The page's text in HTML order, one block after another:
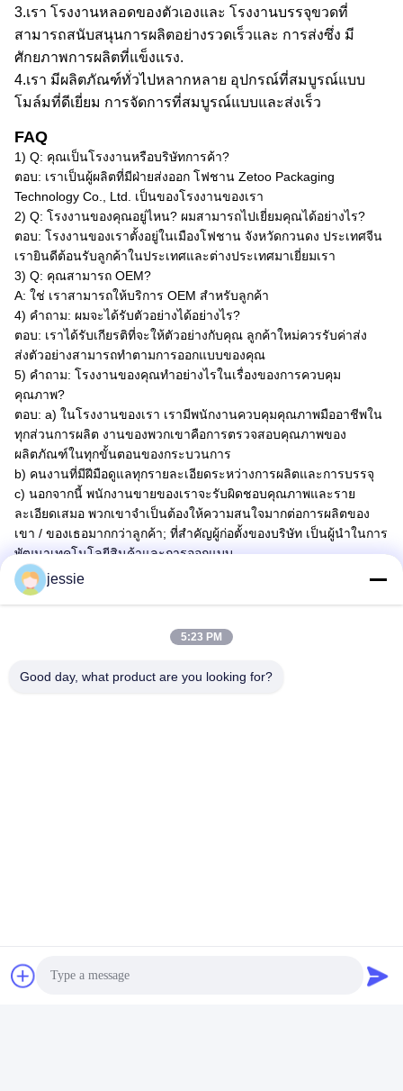
3.เรา โรงงานหลอดของตัวเองและ โรงงานบรรจุขวดที่
สามารถสนับสนุนการผลิตอย่างรวดเร็วและ การส่งซึ่ง มี
ศักยภาพการผลิตที่แข็งแรง.
4.เรา มีผลิตภัณฑ์ทั่วไปหลากหลาย อุปกรณ์ที่สมบูรณ์แบบ
โมล์มที่ดีเยี่ยม การจัดการที่สมบูรณ์แบบและส่งเร็ว
FAQ
1) Q: คุณเป็นโรงงานหรือบริษัทการค้า?
ตอบ: เราเป็นผู้ผลิตที่มีฝ่ายส่งออก โฟชาน Zetoo Packaging
Technology Co., Ltd. เป็นของโรงงานของเรา
2) Q: โรงงานของคุณอยู่ไหน? ผมสามารถไปเยี่ยมคุณได้อย่างไร?
ตอบ: โรงงานของเราตั้งอยู่ในเมืองโฟชาน จังหวัดกวนดง ประเทศจีน
เรายินดีต้อนรับลูกค้าในประเทศและต่างประเทศมาเยี่ยมเรา
3) Q: คุณสามารถ OEM?
A: ใช่ เราสามารถให้บริการ OEM สําหรับลูกค้า
4) คําถาม: ผมจะได้รับตัวอย่างได้อย่างไร?
ตอบ: เราได้รับเกียรติที่จะให้ตัวอย่างกับคุณ ลูกค้าใหม่ควรรับค่าส่ง
ส่งตัวอย่างสามารถทําตามการออกแบบของคุณ
5) คําถาม: โรงงานของคุณทําอย่างไรในเรื่องของการควบคุม
คุณภาพ?
ตอบ: a) ในโรงงานของเรา เรามีพนักงานควบคุมคุณภาพมืออาชีพใน
ทุกส่วนการผลิต งานของพวกเขาคือการตรวจสอบคุณภาพของ
ผลิตภัณฑ์ในทุกขั้นตอนของกระบวนการ
b) คนงานที่มีฝีมือดูแลทุกรายละเอียดระหว่างการผลิตและการบรรจุ
c) นอกจากนี้ พนักงานขายของเราจะรับผิดชอบคุณภาพและราย
ละเอียดเสมอ พวกเขาจําเป็นต้องให้ความสนใจมากต่อการผลิตของ
เขา / ของเธอมากกว่าลูกค้า; ที่สําคัญผู้ก่อตั้งของบริษัท เป็นผู้นําในการ
พัฒนาเทคโนโลยีสินค้าและการออกแบบ.
เลขที่ 002 เลขที่ 2 สวนอุตสาหกรรม Luoge Sanyachong, เมือง
jessie
5:23 PM
Good day, what product are you looking for?